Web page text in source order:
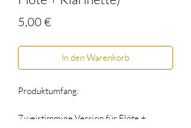
5,00 €
In den Warenkorb
Produktumfang:
Zweistimmige Version für Flöte +